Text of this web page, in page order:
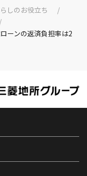
しのお役立ち
ーンの返済負担率は2